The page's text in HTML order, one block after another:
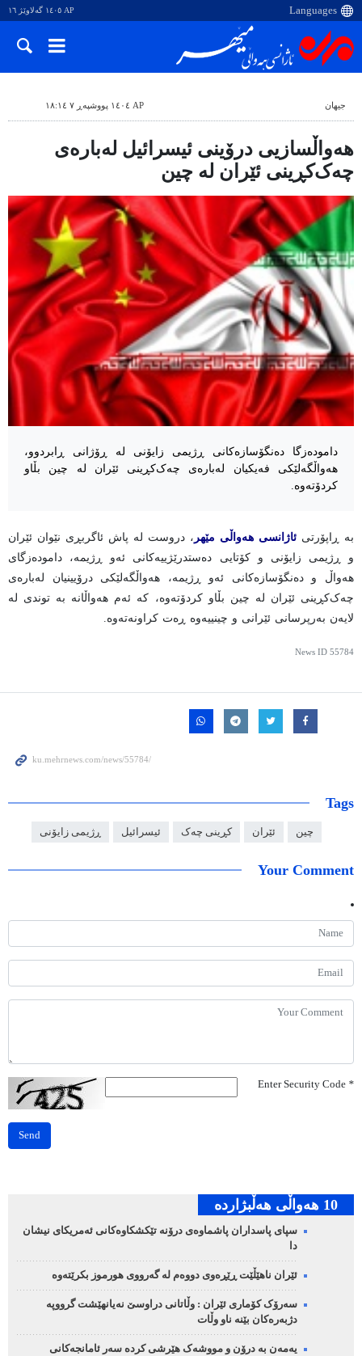
AP ١٤٠٥ گەلاوێژ ١٦
جیهان AP ١٤٠٤ پووشپەڕ ٧ ١٨:١٤
هەواڵسازیی درۆینی ئیسرائیل لەبارەی
چەک‌کڕینی ئێران لە چین
دامودەزگا دەنگۆسازەکانی ڕژیمی زایۆنی لە ڕۆژانی ڕابردوو،
هەواڵگەلێکی فەیکیان لەبارەی چەک‌کڕینی ئێران لە چین بڵاو
کردۆتەوە.
بە ڕاپۆرتی ئاژانسی هەواڵی مێهر ، دروست لە پاش ئاگربڕی نێوان ئێران
و ڕژیمی زایۆنی و کۆتایی دەستدرێژییەکانی ئەو ڕژیمە، دامودەزگای
هەواڵ و دەنگۆسازەکانی ئەو ڕژیمە، هەواڵگەلێکی درۆیینیان لەبارەی
چەک‌کڕینی ئێران لە چین بڵاو کردۆتەوە، کە ئەم هەواڵانە بە توندی لە
لایەن بەرپرسانی ئێرانی و چینییەوە ڕەت کراونەتەوە.
News ID 55784
Tags
چین ئێران کڕینی چەک ئیسرائیل ڕژیمی زایۆنی
Your Comment
*
Send
10 هه‌واڵی هه‌ڵبژارده‌
سپای پاسداران پاشماوەی درۆنە تێکشکاوەکانی ئەمریکای نیشان
دا
ئێران ناهێڵێت ڕێڕەوی دووەم لە گەرووی هورموز بکرێتەوە
سەرۆک کۆماری ئێران : وڵاتانی دراوسێ نەیانهێشت گرووپە
دژبەرەکان بێنە ناو وڵات
یەمەن بە درۆن و مووشەک هێرشی کردە سەر ئامانجەکانی